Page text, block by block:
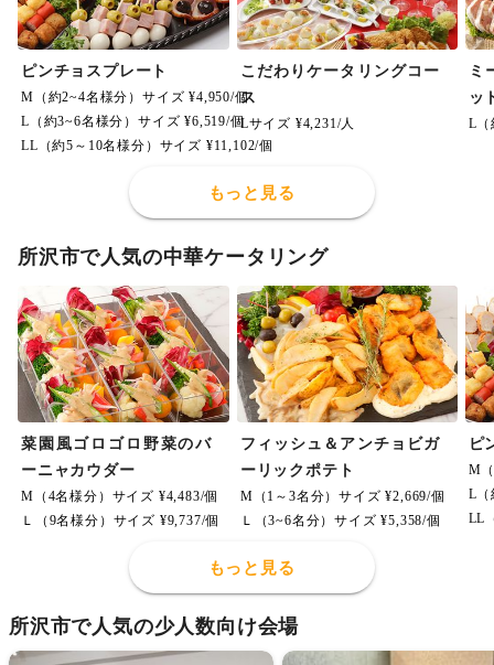
ピンチョスプレート
M（約2~4名様分）サイズ ¥4,950/個
L（約3~6名様分）サイズ ¥6,519/個
LL（約5～10名様分）サイズ ¥11,102/個
こだわりケータリングコー
ス
Lサイズ ¥4,231/人
ミ
ッ
L（
もっと見る
所沢市で人気の中華ケータリング
菜園風ゴロゴロ野菜のバ
ーニャカウダー
M（4名様分）サイズ ¥4,483/個
Ｌ（9名様分）サイズ ¥9,737/個
フィッシュ＆アンチョビガ
ーリックポテト
M（1～3名分）サイズ ¥2,669/個
Ｌ（3~6名分）サイズ ¥5,358/個
ピ
M
L（
LL
もっと見る
所沢市で人気の少人数向け会場